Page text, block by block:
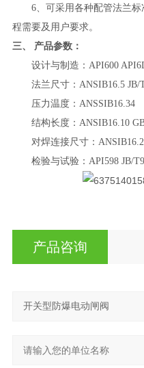
6、可采用各种配管法兰标
程需要及用户要求。
三、
产品参数：
设计与制造： API600
法兰尺寸： ANSIB16.5 JB/
压力温度： ANSSIB16.34
结构长度： ANSIB16.10
对焊连接尺寸：
检验与试验： API598 JB/
产品咨询